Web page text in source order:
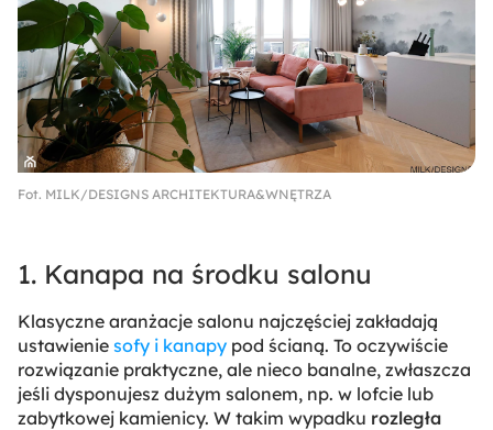
Fot. MILK/DESIGNS ARCHITEKTURA&WNĘTRZA
1. Kanapa na środku salonu
Klasyczne aranżacje salonu najczęściej zakładają
ustawienie sofy i kanapy pod ścianą. To oczywiście
rozwiązanie praktyczne, ale nieco banalne, zwłaszcza
jeśli dysponujesz dużym salonem, np. w lofcie lub
zabytkowej kamienicy. W takim wypadku rozległa